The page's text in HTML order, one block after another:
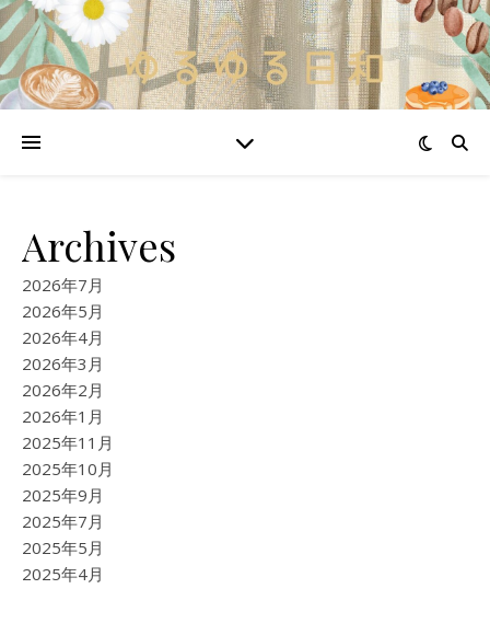
Archives
2026年7月
2026年5月
2026年4月
2026年3月
2026年2月
2026年1月
2025年11月
2025年10月
2025年9月
2025年7月
2025年5月
2025年4月